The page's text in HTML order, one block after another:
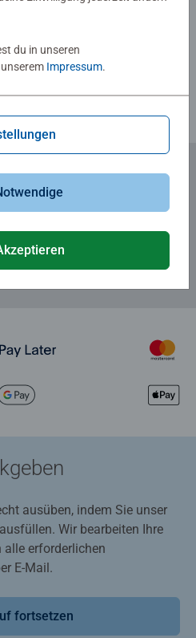
Bewertung
ausüben, indem Sie unser
Wir bearbeiten Ihre
alle erforderlichen
E-Mail.
fortsetzen
du in unseren
Impressum.